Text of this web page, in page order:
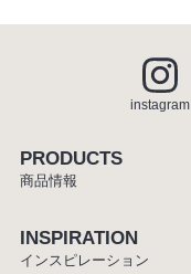
instagram
PRODUCTS
商品情報
INSPIRATION
インスピレーション